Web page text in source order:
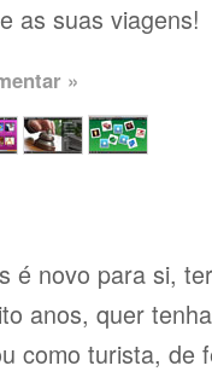
as suas viagens!
»
é novo para si,
anos, quer
como turista, de